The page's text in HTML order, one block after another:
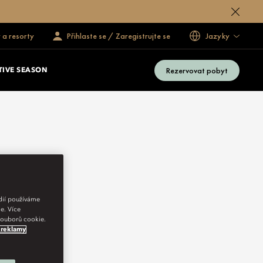
a resorty Přihlaste se / Zaregistrujte se Jazyky
SEASON Rezervovat pobyt
používáme
Více
cookie.